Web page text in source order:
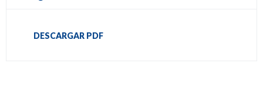
DESCARGAR PDF